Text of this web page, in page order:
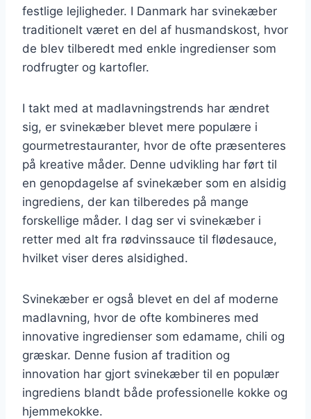
festlige lejligheder. I Danmark har svinekæber
traditionelt været en del af husmandskost, hvor
de blev tilberedt med enkle ingredienser som
rodfrugter og kartofler.
I takt med at madlavningstrends har ændret
sig, er svinekæber blevet mere populære i
gourmetrestauranter, hvor de ofte præsenteres
på kreative måder. Denne udvikling har ført til
en genopdagelse af svinekæber som en alsidig
ingrediens, der kan tilberedes på mange
forskellige måder. I dag ser vi svinekæber i
retter med alt fra rødvinssauce til flødesauce,
hvilket viser deres alsidighed.
Svinekæber er også blevet en del af moderne
madlavning, hvor de ofte kombineres med
innovative ingredienser som edamame, chili og
græskar. Denne fusion af tradition og
innovation har gjort svinekæber til en populær
ingrediens blandt både professionelle kokke og
hjemmekokke.